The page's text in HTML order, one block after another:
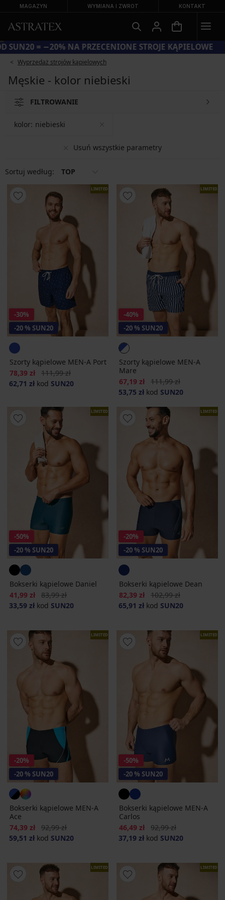
MAGAZYN WYMIANA I ZWROT KONTAKT
KOD SUN20 = −20% NA PRZECENIONE STROJE KĄPIELOWE
Wyprzedaż strojów kąpielowych
Męskie - kolor niebieski
FILTROWANIE
Usuń wszystkie parametry
kolor: niebieski
Sortuj według: TOP
LIMITED
-30%
-20 % SUN20
Szorty kąpielowe MEN-A Port
Zniżka
78,39 zł Pierwotna cena
111,99 zł
62,71 zł kod SUN20
LIMITED
-40%
-20 % SUN20
Szorty kąpielowe MEN-A
Mare
Zniżka
67,19 zł Pierwotna cena
111,99 zł
53,75 zł kod SUN20
LIMITED
-50%
-20 % SUN20
Bokserki kąpielowe Daniel
Zniżka
41,99 zł Pierwotna cena
83,99 zł
33,59 zł kod SUN20
LIMITED
-20%
-20 % SUN20
Bokserki kąpielowe Dean
Zniżka
82,39 zł Pierwotna cena
102,99 zł
65,91 zł kod SUN20
LIMITED
-20%
-20 % SUN20
Bokserki kąpielowe MEN-A
Ace
Zniżka
74,39 zł Pierwotna cena
92,99 zł
59,51 zł kod SUN20
LIMITED
-50%
-20 % SUN20
Bokserki kąpielowe MEN-A
Carlos
Zniżka
46,49 zł Pierwotna cena
92,99 zł
37,19 zł kod SUN20
LIMITED LIMITED